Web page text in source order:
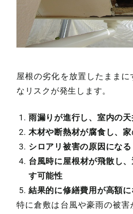
屋根の劣化を放置したままに
なリスクが発生します。
雨漏りが進行し、室内の
木材や断熱材が腐食し、
シロアリ被害の原因になる
台風時に屋根材が飛散し
す可能性
結果的に修繕費用が高額
特に倉敷は台風や豪雨の被害